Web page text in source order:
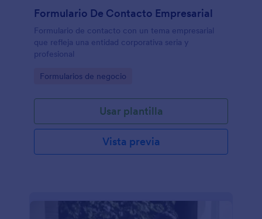
Formulario De Contacto Empresarial
Formulario de contacto con un tema empresarial
que refleja una entidad corporativa seria y
profesional
Go to Category:
Formularios de negocio
Usar plantilla
Vista previa